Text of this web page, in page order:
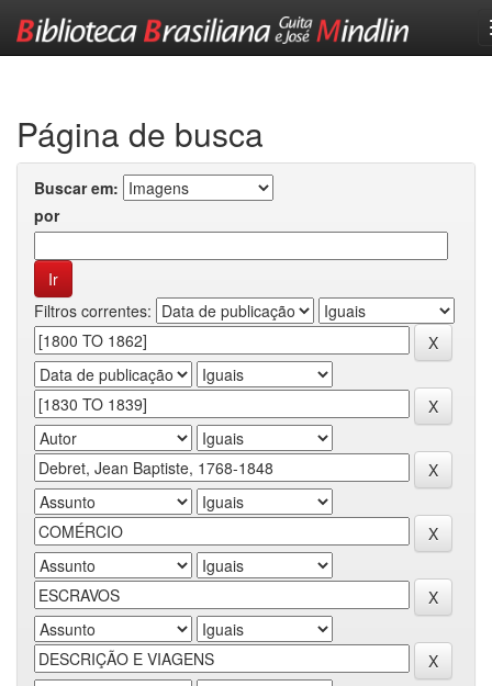
Página de busca
Buscar em:
por
Filtros correntes: